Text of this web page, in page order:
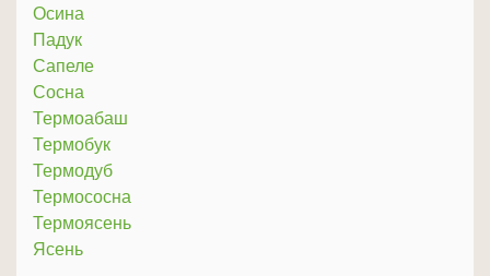
Осина
Падук
Сапеле
Сосна
Термоабаш
Термобук
Термодуб
Термососна
Термоясень
Ясень